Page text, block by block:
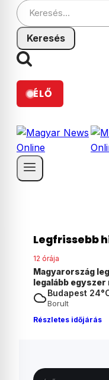
Keresés:
ÉLŐ
Legfrissebb
12 órája
Már
Juditék
Budapest
Borult
Részletes időjárás